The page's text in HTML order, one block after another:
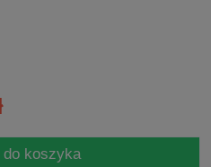
do koszyka